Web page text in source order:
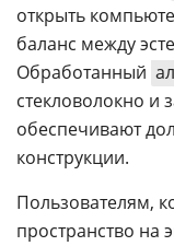
открыть
баланс между
Обработанный
стекловолокно и
обеспечивают
конструкции.
Пользователям,
пространство на